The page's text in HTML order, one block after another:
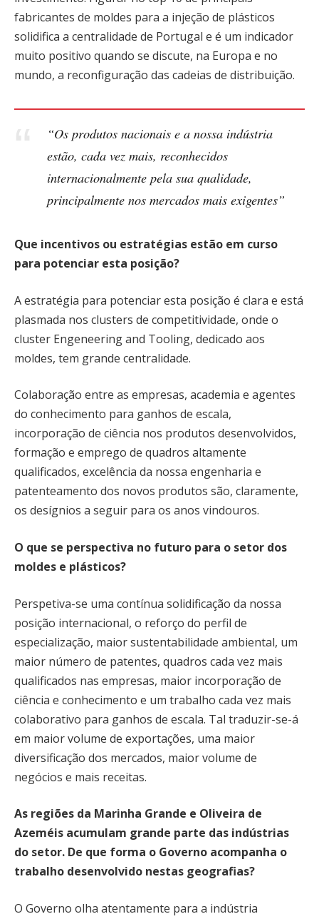
fabricantes de moldes para a injeção de plásticos
solidifica a centralidade de Portugal e é um indicador
muito positivo quando se discute, na Europa e no
mundo, a reconfiguração das cadeias de distribuição.
“Os produtos nacionais e a nossa indústria
estão, cada vez mais, reconhecidos
internacionalmente pela sua qualidade,
principalmente nos mercados mais exigentes”
Que incentivos ou estratégias estão em curso
para potenciar esta posição?
A estratégia para potenciar esta posição é clara e está
plasmada nos clusters de competitividade, onde o
cluster Engeneering and Tooling, dedicado aos
moldes, tem grande centralidade.
Colaboração entre as empresas, academia e agentes
do conhecimento para ganhos de escala,
incorporação de ciência nos produtos desenvolvidos,
formação e emprego de quadros altamente
qualificados, excelência da nossa engenharia e
patenteamento dos novos produtos são, claramente,
os desígnios a seguir para os anos vindouros.
O que se perspectiva no futuro para o setor dos
moldes e plásticos?
Perspetiva-se uma contínua solidificação da nossa
posição internacional, o reforço do perfil de
especialização, maior sustentabilidade ambiental, um
maior número de patentes, quadros cada vez mais
qualificados nas empresas, maior incorporação de
ciência e conhecimento e um trabalho cada vez mais
colaborativo para ganhos de escala. Tal traduzir-se-á
em maior volume de exportações, uma maior
diversificação dos mercados, maior volume de
negócios e mais receitas.
As regiões da Marinha Grande e Oliveira de
Azeméis acumulam grande parte das indústrias
do setor. De que forma o Governo acompanha o
trabalho desenvolvido nestas geografias?
O Governo olha atentamente para a indústria